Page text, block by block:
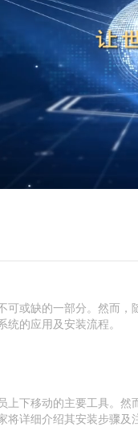
可或缺的一部分。然而
的应用及安装流程。
上下移动的主要工具。
详细介绍其安装步骤及